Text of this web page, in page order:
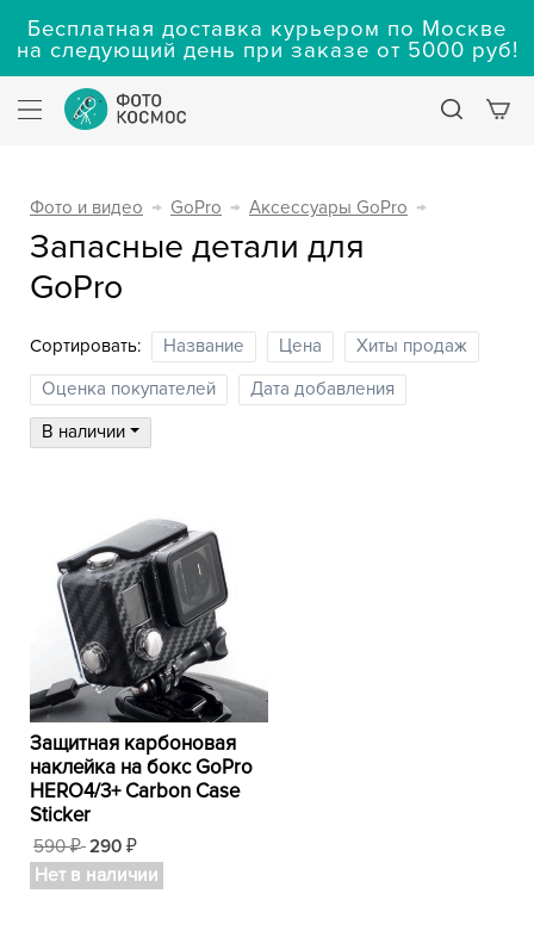
Бесплатная доставка курьером по Москве
на следующий день при заказе от 5000 руб!
Фото и видео → GoPro → Аксессуары GoPro →
Запасные детали для
GoPro
Сортировать: Название Цена
Хиты продаж
Оценка покупателей
Дата добавления
В наличии
Защитная карбоновая
наклейка на бокс GoPro
HERO4/3+ Carbon Case
Sticker
590₽ 290 ₽
Нет в наличии